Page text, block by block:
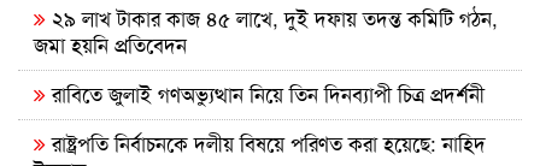
২৯ লাখ টাকার কাজ ৪৫ লাখে, দুই দফায় তদন্ত কমিটি গঠন,
জমা হয়নি প্রতিবেদন
রাবিতে জুলাই গণঅভ্যুত্থান নিয়ে তিন দিনব্যাপী চিত্র প্রদর্শনী
রাষ্ট্রপতি নির্বাচনকে দলীয় বিষয়ে পরিণত করা হয়েছে: নাহিদ